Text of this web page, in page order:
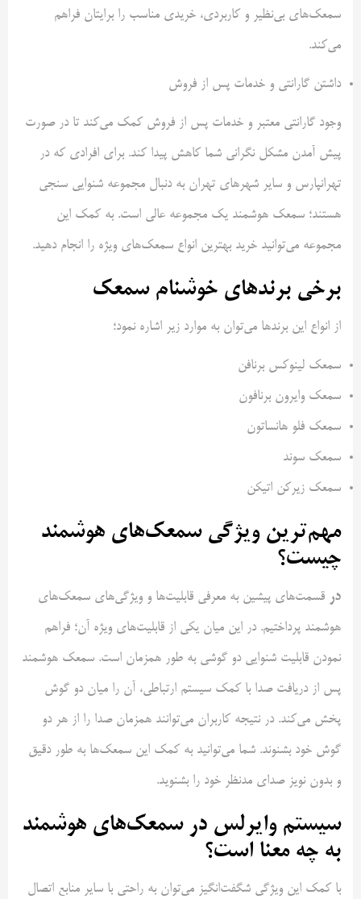
سمعک‌های بی‌نظیر و کاربردی، خریدی مناسب را برایتان فراهم
می‌کند.
داشتن گارانتی و خدمات پس از فروش
وجود گارانتی معتبر و خدمات پس از فروش کمک می‌کند تا در صورت
پیش آمدن مشکل نگرانی شما کاهش پیدا کند. برای افرادی که در
تهرانپارس و سایر شهر‌های تهران به دنبال مجموعه شنوایی سنجی
هستند؛ سمعک هوشمند یک مجموعه عالی است. به کمک این
مجموعه می‌توانید خرید بهترین انواع سمعک‌های ویژه را انجام دهید.
برخی برندهای خوشنام سمعک
از انواع این برندها می‌توان به موارد زیر اشاره نمود؛
سمعک لینوکس برنافن
سمعک وایرون برنافون
سمعک فلو هانساتون
سمعک سوند
سمعک زیرکن اتیکن
مهم‌ترین ویژگی سمعک‌های هوشمند
چیست؟
در قسمت‌های پیشین به معرفی قابلیت‌ها و ویژگی‌های سمعک‌های
هوشمند پرداختیم. در این میان یکی از قابلیت‌های ویژه آن؛ فراهم
نمودن قابلیت شنوایی دو گوشی به طور همزمان است. سمعک هوشمند
پس از دریافت صدا با کمک سیستم ارتباطی، آن را میان دو گوش
پخش می‌کند. در نتیجه کاربران می‌توانند همزمان صدا را از هر دو
گوش خود بشنوند. شما می‌توانید به کمک این سمعک‌ها به طور دقیق
و بدون نویز صدای مدنظر خود را بشنوید.
سیستم وایرلس در سمعک‌های هوشمند
به چه معنا است؟
با کمک این ویژگی شگفت‌انگیز می‌توان به راحتی با سایر منابع اتصال